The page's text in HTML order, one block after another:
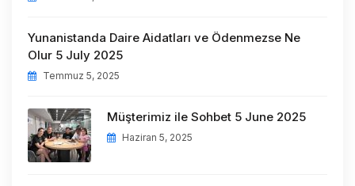
Yunanistanda Daire Aidatları ve Ödenmezse Ne
Olur 5 July 2025
Temmuz 5, 2025
Müşterimiz ile Sohbet 5 June 2025
Haziran 5, 2025